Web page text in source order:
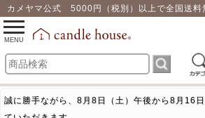
カメヤマ公式 5000円（税別）以上で全国送料
toggle
navigation
MENU
誠に勝手ながら、8月8日（土）午後から8月16